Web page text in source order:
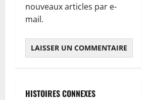
nouveaux articles par e-
mail.
HISTOIRES CONNEXES